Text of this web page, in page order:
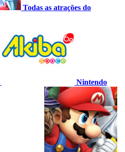
Todas as atrações do
Nintendo